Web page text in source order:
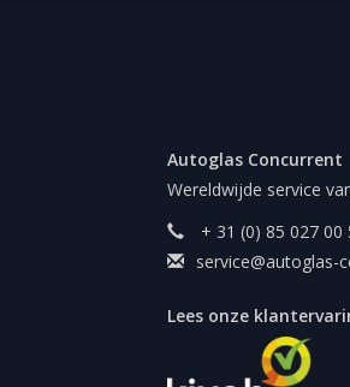
Autoglas Concurrent
Wereldwijde service
+ 31 (0) 85 027 00
service@autoglas-
Lees onze